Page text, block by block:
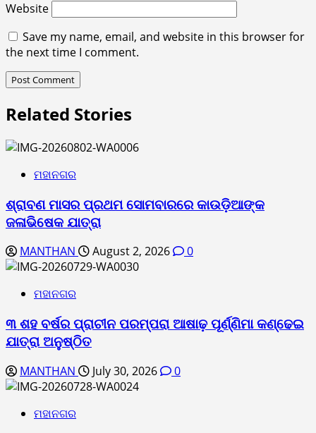
Website
Save my name, email, and website in this browser for
the next time I comment.
Related Stories
ମହାନଗର
ଶ୍ରାବଣ ମାସର ପ୍ରଥମ ସୋମବାରରେ କାଉଡ଼ିଆଙ୍କ
ଜଳାଭିଷେକ ଯାତ୍ରା
MANTHAN August 2, 2026 0
ମହାନଗର
୩ ଶହ ବର୍ଷର ପ୍ରାଚୀନ ପରମ୍ପରା ଆଷାଢ଼ ପୂର୍ଣ୍ଣିମା କଣ୍ଢେଇ
ଯାତ୍ରା ଅନୁଷ୍ଠିତ
MANTHAN July 30, 2026 0
ମହାନଗର